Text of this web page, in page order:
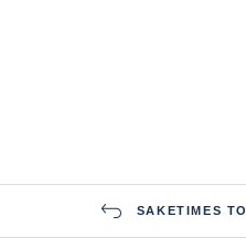
SAKETIMES